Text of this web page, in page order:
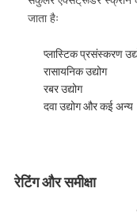
जाता हैः
प्लास्टिक प्रसंस्करण
रासायनिक उद्योग
रबर उद्योग
दवा उद्योग और कई अन्य
रेटिंग और समीक्षा